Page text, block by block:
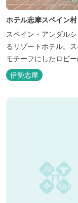
ホテル志摩スペイン村
スペイン・アンダル
るリゾートホテル。
モチーフにしたロビ
す。客室棟にある中
しており、ホテル内を
ペインの雰囲気が溢
伊勢志摩